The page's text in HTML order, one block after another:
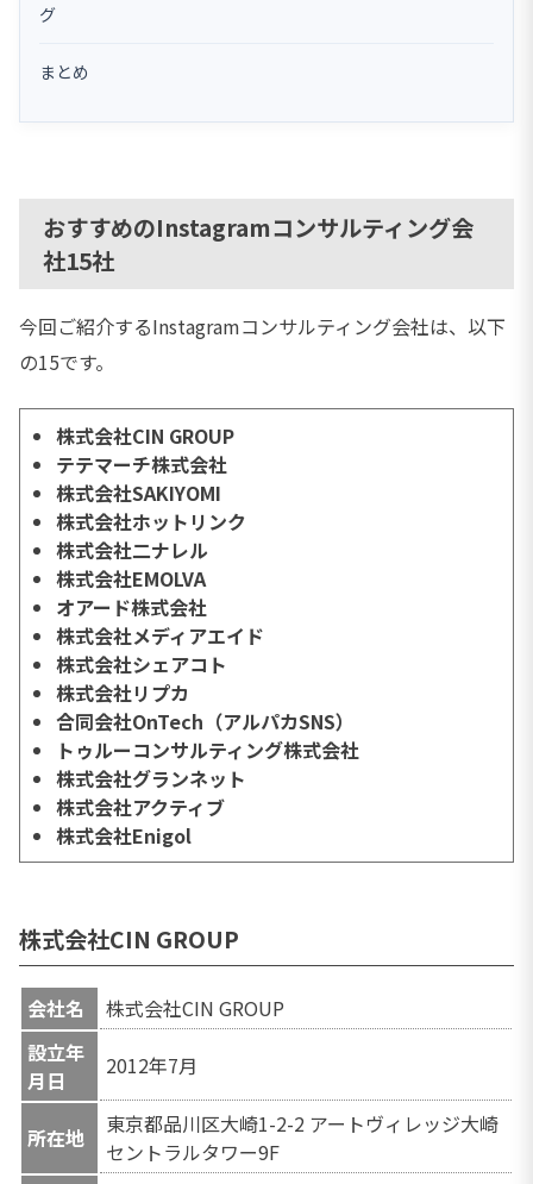
グ
まとめ
おすすめのInstagramコンサルティング会
社15社
今回ご紹介するInstagramコンサルティング会社は、以下
の15です。
株式会社CIN GROUP
テテマーチ株式会社
株式会社SAKIYOMI
株式会社ホットリンク
株式会社二ナレル
株式会社EMOLVA
オアード株式会社
株式会社メディアエイド
株式会社シェアコト
株式会社リプカ
合同会社OnTech（アルパカSNS）
トゥルーコンサルティング株式会社
株式会社グランネット
株式会社アクティブ
株式会社Enigol
株式会社CIN GROUP
会社名
株式会社CIN GROUP
設立年
月日
2012年7月
所在地
東京都品川区大崎1-2-2 アートヴィレッジ大崎
セントラルタワー9F